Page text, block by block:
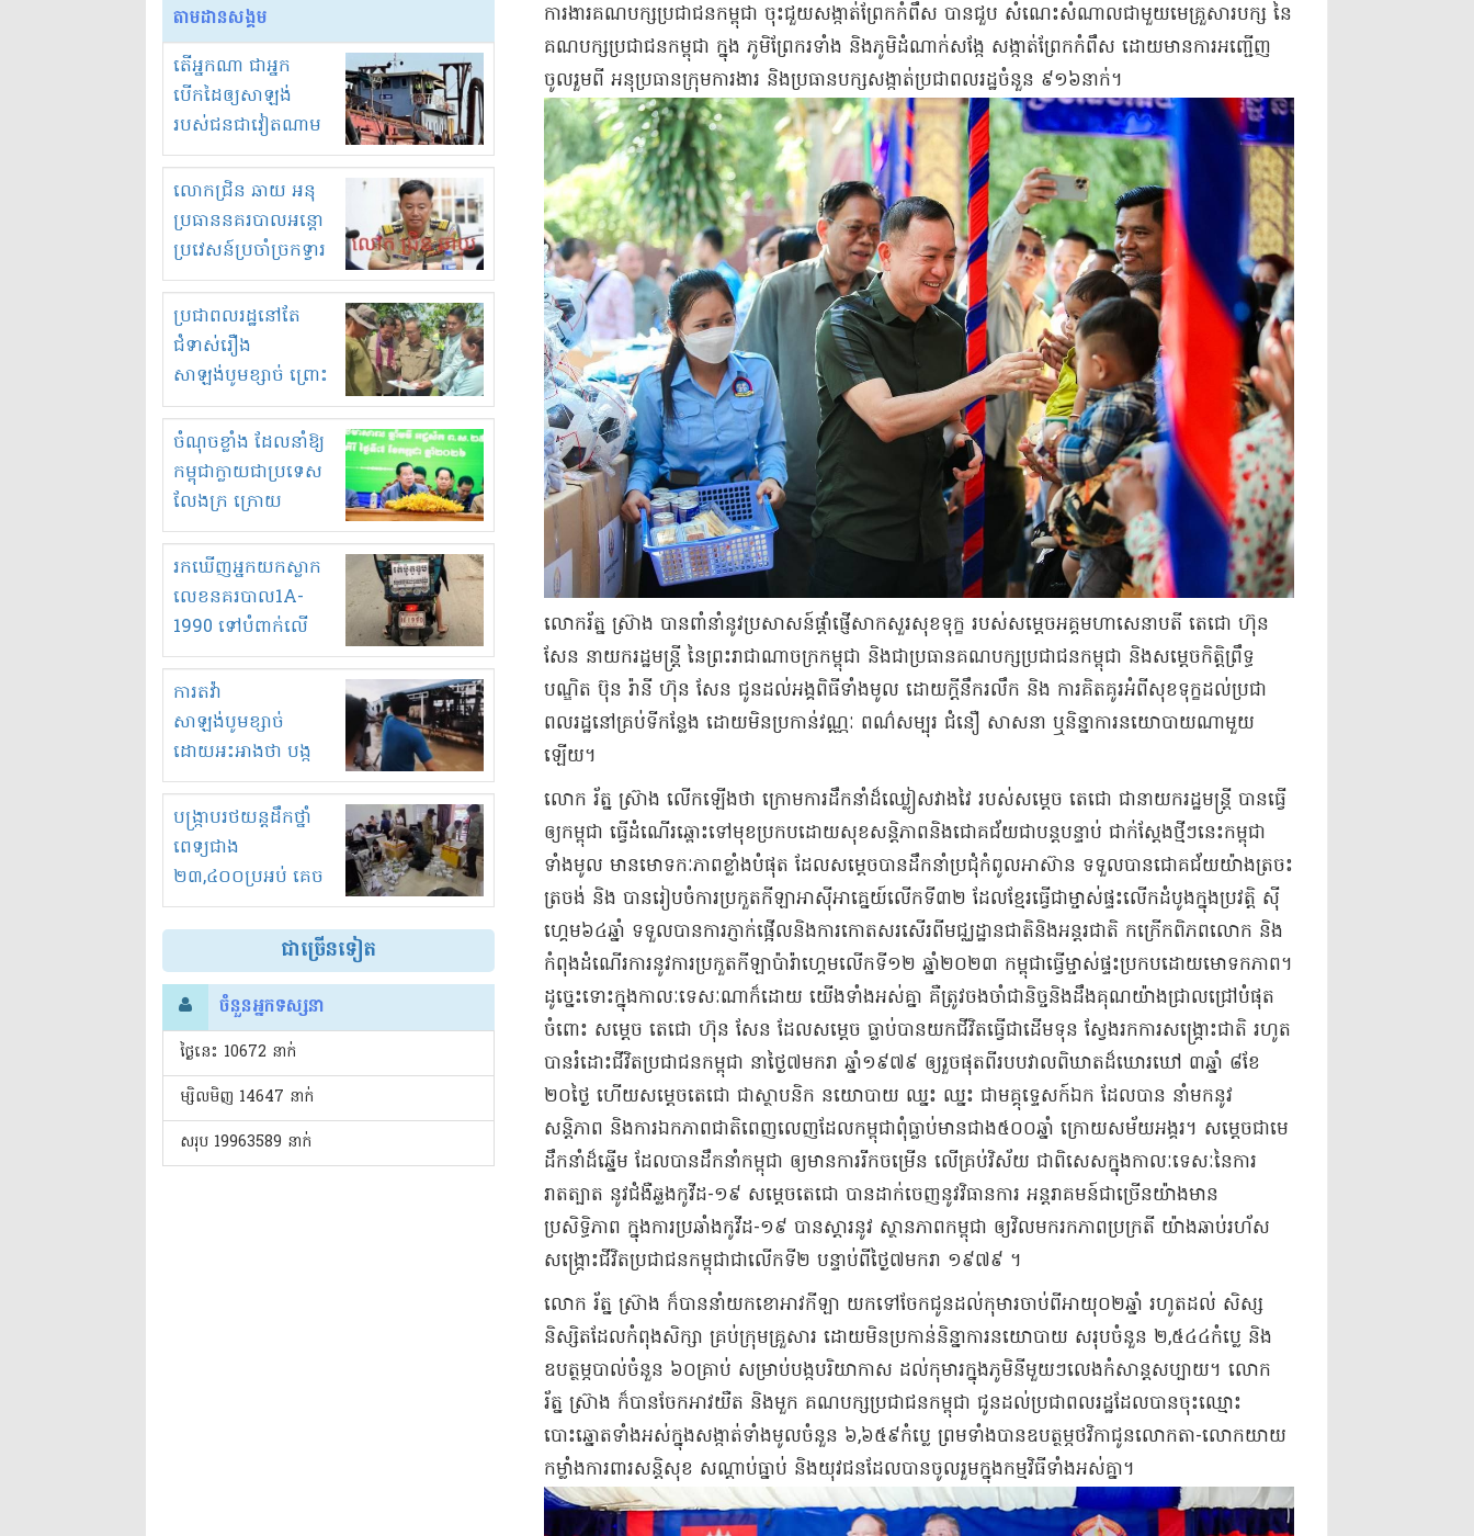
តាមដានសង្គម
តើអ្នកណា ជាអ្នក
បើកដៃឲ្យសាឡង់
របស់ជនជាវៀតណាម
ចូល មកខុស
ច្បាប់លួចបូមខ្សាច់នៅ
ក្នុងប្រទេសកម្ពុជា
លោកជ្រិន ឆាយ អនុ
ប្រធាននគរបាលអន្តោ
ប្រវេសន៍ប្រចាំច្រកទ្វារ
ព្រំដែនភ្នំឌិន និងឈ្មួញ
មួយចំនួនទៀត
កំពង់តែគុបគិតគ្នា
ធ្វើសកម្មភាពរកស៊ីនិង
ស្តុកទំនិញគេចពន្ធ?
ប្រជាពលរដ្ឋនៅតែ
ជំទាស់រឿង
សាឡង់បូមខ្សាច់ ព្រោះ
ខ្លាចបាក់ច្រាំងទៀត!
ចំណុចខ្លាំង ដែលនាំឱ្យ
កម្ពុជាក្លាយជាប្រទេស
លែងក្រ ក្រោយ
ឆ្នាំ២០៣០
រកឃើញអ្នកយកស្លាក
លេខនគរបាល1A-
1990 ទៅបំពាក់លើ
ម៉ូតូរបស់ខ្លួន ដាកផ្លាក
រត់ឌុបហើយ
ការតវ៉ា
សាឡង់បូមខ្សាច់
ដោយអះអាងថា បង្ក
បាក់ច្រាំងទន្លេ និង
រំខានទាំងយប់ទាំងថ្ងៃ
បង្ក្រាបរថយន្តដឹកថ្នាំ
ពេទ្យជាង
២៣,៤០០ប្រអប់ គេច
ពន្ធនិងអត់ច្បាប់នាំ
ចូល!?
ជាច្រើនទៀត
ចំនួនអ្នកទស្សនា
ថ្ងៃនេះ​ 10672 នាក់
ម្សិលមិញ 14647 នាក់
សរុប 19963589 នាក់
ការងារ​គណបក្ស​ប្រជាជន​កម្ពុជា ចុះជួយ​សង្កាត់​ព្រែកកំពឹស បាន​ជួប សំណេះសំណាល​ជាមួយ​មេ​គ្រួសារ​បក្ស នៃ​
គណបក្ស​ប្រជាជន​កម្ពុជា ក្នុង ភូមិ​ព្រែក​រទាំង និង​ភូមិ​ដំណាក់​សង្កែ សង្កាត់​ព្រែកកំពឹស ដោយមាន​ការអញ្ជើញ​
ចូលរួម​ពី អនុប្រធាន​ក្រុមការងារ និង​ប្រធាន​បក្ស​សង្កាត់​ប្រជាពលរដ្ឋ​ចំនួន ៩១៦​នាក់​។
​លោក​រ័ត្ន ស្រ៊ាង បាន​ពាំ​នាំនូវ​ប្រសាសន៍​ផ្តាំផ្ញើ​សាកសួរ​សុខទុក្ខ របស់​សម្តេច​អគ្គមហាសេនាបតី តេ​ជោ ហ៊ុន
សែន នាយករដ្ឋមន្ត្រី នៃ​ព្រះរាជាណាចក្រ​កម្ពុជា និង​ជា​ប្រធាន​គណបក្ស​ប្រជាជន​កម្ពុជា និង​សម្តេច​កិត្តិ​ព្រឹទ្ធ​
បណ្ឌិត ប៊ុន រ៉ានី ហ៊ុន សែន ជូន​ដល់​អង្គពិធី​ទាំងមូល ដោយ​ក្តី​នឹករលឹក និង ការគិតគូរ​អំពី​សុខទុក្ខ​ដល់​ប្រជា
ពលរដ្ឋ​នៅ​គ្រប់​ទីកន្លែង ដោយ​មិន​ប្រកាន់វណ្ណៈ ពណ៌​សម្បុរ ជំនឿ សាសនា ឬ​និន្នាការ​នយោបាយ​ណាមួយ​
ឡើយ​។
​លោក រ័ត្ន ស្រ៊ាង លើកឡើងថា ក្រោម​ការដឹកនាំ​ដ៏​ឈ្លៀស​វាងវៃ របស់​សម្តេច តេ​ជោ ជា​នាយករដ្ឋមន្ត្រី បានធ្វើ​
ឲ្យ​កម្ពុជា ធ្វើដំណើរ​ឆ្ពោះទៅមុខ​ប្រកបដោយ​សុខសន្តិភាព​និង​ជោគជ័យ​ជា​បន្តបន្ទាប់ ជាក់ស្តែង​ថ្មីៗ​នេះ​កម្ពុជា​
ទាំងមូល មាន​មោទកៈភាព​ខ្លាំង​បំផុត ដែល​សម្តេច​បាន​ដឹកនាំ​ប្រជុំ​កំពូល​អាស៊ាន ទទួលបាន​ជោគជ័យ​យ៉ាង​ត្រចះ
ត្រចង់ និង បានរៀបចំ​ការប្រកួត​កីឡា​អាស៊ីអាគ្នេយ៍​លើក​ទី​៣២ ដែល​ខ្មែរ​ធ្វើជា​ម្ចាស់ផ្ទះ​លើកដំបូង​ក្នុង​ប្រវត្តិ ស៊ី​
ហ្គេម​៦៤​ឆ្នាំ ទទួលបាន​ការភ្ញាក់ផ្អើល​និង​ការកោតសរសើរ​ពី​មជ្ឈដ្ឋាន​ជាតិ​និង​អន្តរជាតិ កក្រើក​ពិភពលោក និង​
កំពុងដំណើរការ​នូវ​ការប្រកួត​កីឡា​ប៉ា​រ៉ា​ហ្គេម​លើក​ទី​១២ ឆ្នាំ​២០២៣ កម្ពុជា​ធ្វើ​ម្ចាស់ផ្ទះ​ប្រកបដោយ​មោទកភាព​។
ដូច្នេះ​ទោះ​ក្នុង​កាលៈទេសៈ​ណាក៏ដោយ យើងទាំងអស់គ្នា គឺ​ត្រូវ​ចងចាំ​ជានិច្ច​និង​ដឹងគុណ​យ៉ាង​ជ្រាលជ្រៅ​បំផុត
ចំពោះ សម្តេច តេ​ជោ ហ៊ុន សែន ដែល​សម្តេច ធ្លាប់បាន​យក​ជីវិត​ធ្វើជា​ដើមទុន ស្វែងរក​ការសង្គ្រោះ​ជាតិ រហូត​
បាន​រំដោះ​ជីវិត​ប្រជាជន​កម្ពុជា នា​ថ្ងៃ​៧​មករា ឆ្នាំ​១៩៧៩ ឲ្យ​រួច​ផុតពី​របប​វាលពិឃាត​ដ៏​ឃោរឃៅ ៣​ឆ្នាំ ៨​ខែ
២០​ថ្ងៃ ហើយ​សម្តេច​តេ​ជោ ជា​ស្ថាបនិក នយោបាយ ឈ្នះ ឈ្នះ ជា​មគ្គុទ្ទេសក៍​ឯក ដែល​បាន នាំមក​នូវ
សន្តិភាព និង​ការឯកភាព​ជាតិ​ពេញលេញ​ដែល​កម្ពុជា​ពុំ​ធ្លាប់មាន​ជាង​៥០០​ឆ្នាំ ក្រោយ​សម័យអង្គរ​។ សម្តេច​ជា​មេ
ដឹកនាំ​ដ៏​ឆ្នើម ដែល​បាន​ដឹកនាំ​កម្ពុជា ឲ្យ​មានការ​រីកចម្រើន លើ​គ្រប់​វិស័យ ជាពិសេស​ក្នុង​កាលៈទេសៈ​នៃ​ការ​
រាតត្បាត នូវ​ជំងឺឆ្លង​កូ​វីដ​-១៩ សម្តេច​តេ​ជោ បានដាក់​ចេញ​នូវ​វិធានការ អន្តរាគមន៍​ជាច្រើន​យ៉ាង​មាន​
ប្រសិទ្ធិភាព ក្នុងការ​ប្រឆាំង​កូ​វីដ​-១៩ បាន​ស្តារ​នូវ ស្ថានភាព​កម្ពុជា ឲ្យ​វិល​មករក​ភាពប្រក្រតី យ៉ាង​ឆាប់រហ័ស
សង្គ្រោះ​ជីវិត​ប្រជាជន​កម្ពុជា​ជា​លើក​ទី​២ បន្ទាប់​ពីថ្ងៃ​៧​មករា ១៩៧៩ ។
​លោក រ័ត្ន ស្រ៊ាង ក៏បាន​នាំយក​ខោអាវ​កីឡា យកទៅ​ចែកជូន​ដល់​កុមារ​ចាប់ពី​អាយុ​០២​ឆ្នាំ រហូតដល់ សិស្ស​
និស្សិត​ដែល​កំពុង​សិក្សា គ្រប់​ក្រុមគ្រួសារ ដោយ​មិន​ប្រកាន់​និន្នាការ​នយោបាយ សរុប​ចំនួន ២,៥៤៤​កំ​ប្លេ និង​
ឧបត្ថម្ភ​បាល់​ចំនួន ៦០​គ្រាប់ សម្រាប់​បង្ក​បរិយាកាស ដល់​កុមារ​ក្នុងភូមិ​នីមួយៗ​លេង​កំសាន្ត​សប្បាយ​។ លោក
រ័ត្ន ស្រ៊ាង ក៏បាន​ចែក​អាវយឺត និង​មួក គណបក្ស​ប្រជាជន​កម្ពុជា ជូន​ដល់​ប្រជាពលរដ្ឋ​ដែល​បាន​ចុះឈ្មោះ​
បោះឆ្នោត​ទាំងអស់​ក្នុង​សង្កាត់​ទាំងមូល​ចំនួន ៦,៦៥៩​កំ​ប្លេ ព្រមទាំង​បាន​ឧបត្ថម្ភ​ថវិកា​ជូន​លោកតា​-​លោកយាយ
កម្លាំង​ការពារ​សន្តិសុខ សណ្តាប់ធ្នាប់ និង​យុវជន​ដែល​បាន​ចូលរួម​ក្នុង​កម្មវិធី​ទាំងអស់គ្នា​។​